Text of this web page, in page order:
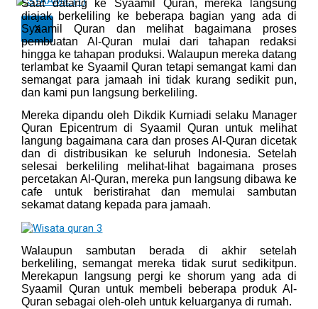
X
Saat datang ke Syaamil Quran, mereka langsung
diajak berkeliling ke beberapa bagian yang ada di
Syaamil Quran dan melihat bagaimana proses
pembuatan Al-Quran mulai dari tahapan redaksi
hingga ke tahapan produksi. Walaupun mereka datang
terlambat ke Syaamil Quran tetapi semangat kami dan
semangat para jamaah ini tidak kurang sedikit pun,
dan kami pun langsung berkeliling.
Mereka dipandu oleh Dikdik Kurniadi selaku Manager
Quran Epicentrum di Syaamil Quran untuk melihat
langung bagaimana cara dan proses Al-Quran dicetak
dan di distribusikan ke seluruh Indonesia. Setelah
selesai berkeliling melihat-lihat bagaimana proses
percetakan Al-Quran, mereka pun langsung dibawa ke
cafe untuk beristirahat dan memulai sambutan
sekamat datang kepada para jamaah.
Walaupun sambutan berada di akhir setelah
berkeliling, semangat mereka tidak surut sedikitpun.
Merekapun langsung pergi ke shorum yang ada di
Syaamil Quran untuk membeli beberapa produk Al-
Quran sebagai oleh-oleh untuk keluarganya di rumah.